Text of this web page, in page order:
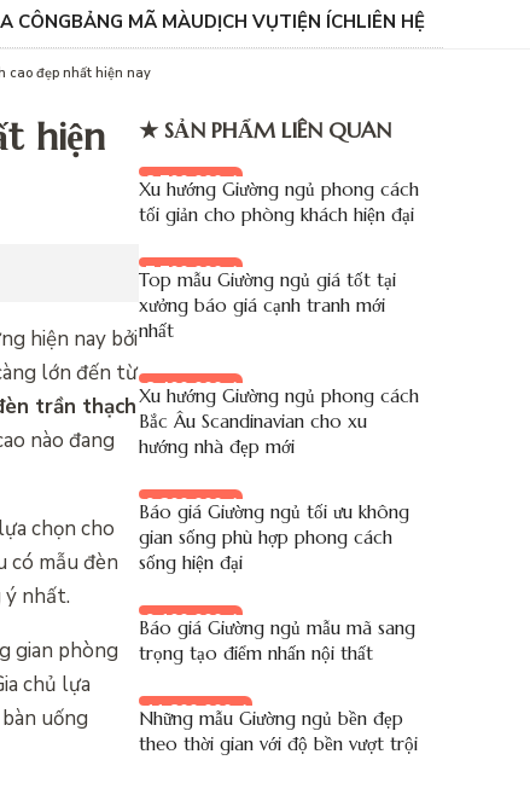
CÔNGBẢNG MÃ MÀUDỊCH VỤTIỆN ÍCHLIÊN HỆ
cao đẹp nhất hiện nay
hiện
hiện nay bởi
lớn đến từ
trần thạch
nào đang
chọn cho
có mẫu đèn
ý nhất.
gian phòng
chủ lựa
uống
★ SẢN PHẨM LIÊN QUAN
8.700.000 đ
Xu hướng Giường ngủ phong cách
tối giản cho phòng khách hiện đại
7.700.000 đ
Top mẫu Giường ngủ giá tốt tại
xưởng báo giá cạnh tranh mới
nhất
8.400.000 đ
Xu hướng Giường ngủ phong cách
Bắc Âu Scandinavian cho xu
hướng nhà đẹp mới
9.200.000 đ
Báo giá Giường ngủ tối ưu không
gian sống phù hợp phong cách
sống hiện đại
9.100.000 đ
Báo giá Giường ngủ mẫu mã sang
trọng tạo điểm nhấn nội thất
11.800.000 đ
Những mẫu Giường ngủ bền đẹp
theo thời gian với độ bền vượt trội